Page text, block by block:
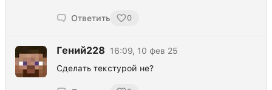
Ответить 0
Гений228
16:09, 10 фев 25
Сделать текстурой не?